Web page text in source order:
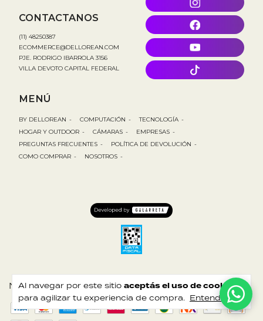
Al navegar por este sitio aceptás el uso de cookies
para agilizar tu experiencia de compra. Entendido
Medios de pago
CONTACTANOS
(11) 48250387
ECOMMERCE@DELLOREAN.COM
PJE. RODRIGO IBARROLA 3156
VILLA DEVOTO CAPITAL FEDERAL
MENÚ
BY DELLOREAN - COMPUTACIÓN - TECNOLOGÍA -
HOGAR Y OUTDOOR - CÁMARAS - EMPRESAS -
PREGUNTAS FRECUENTES - POLÍTICA DE DEVOLUCIÓN -
COMO COMPRAR - NOSOTROS -